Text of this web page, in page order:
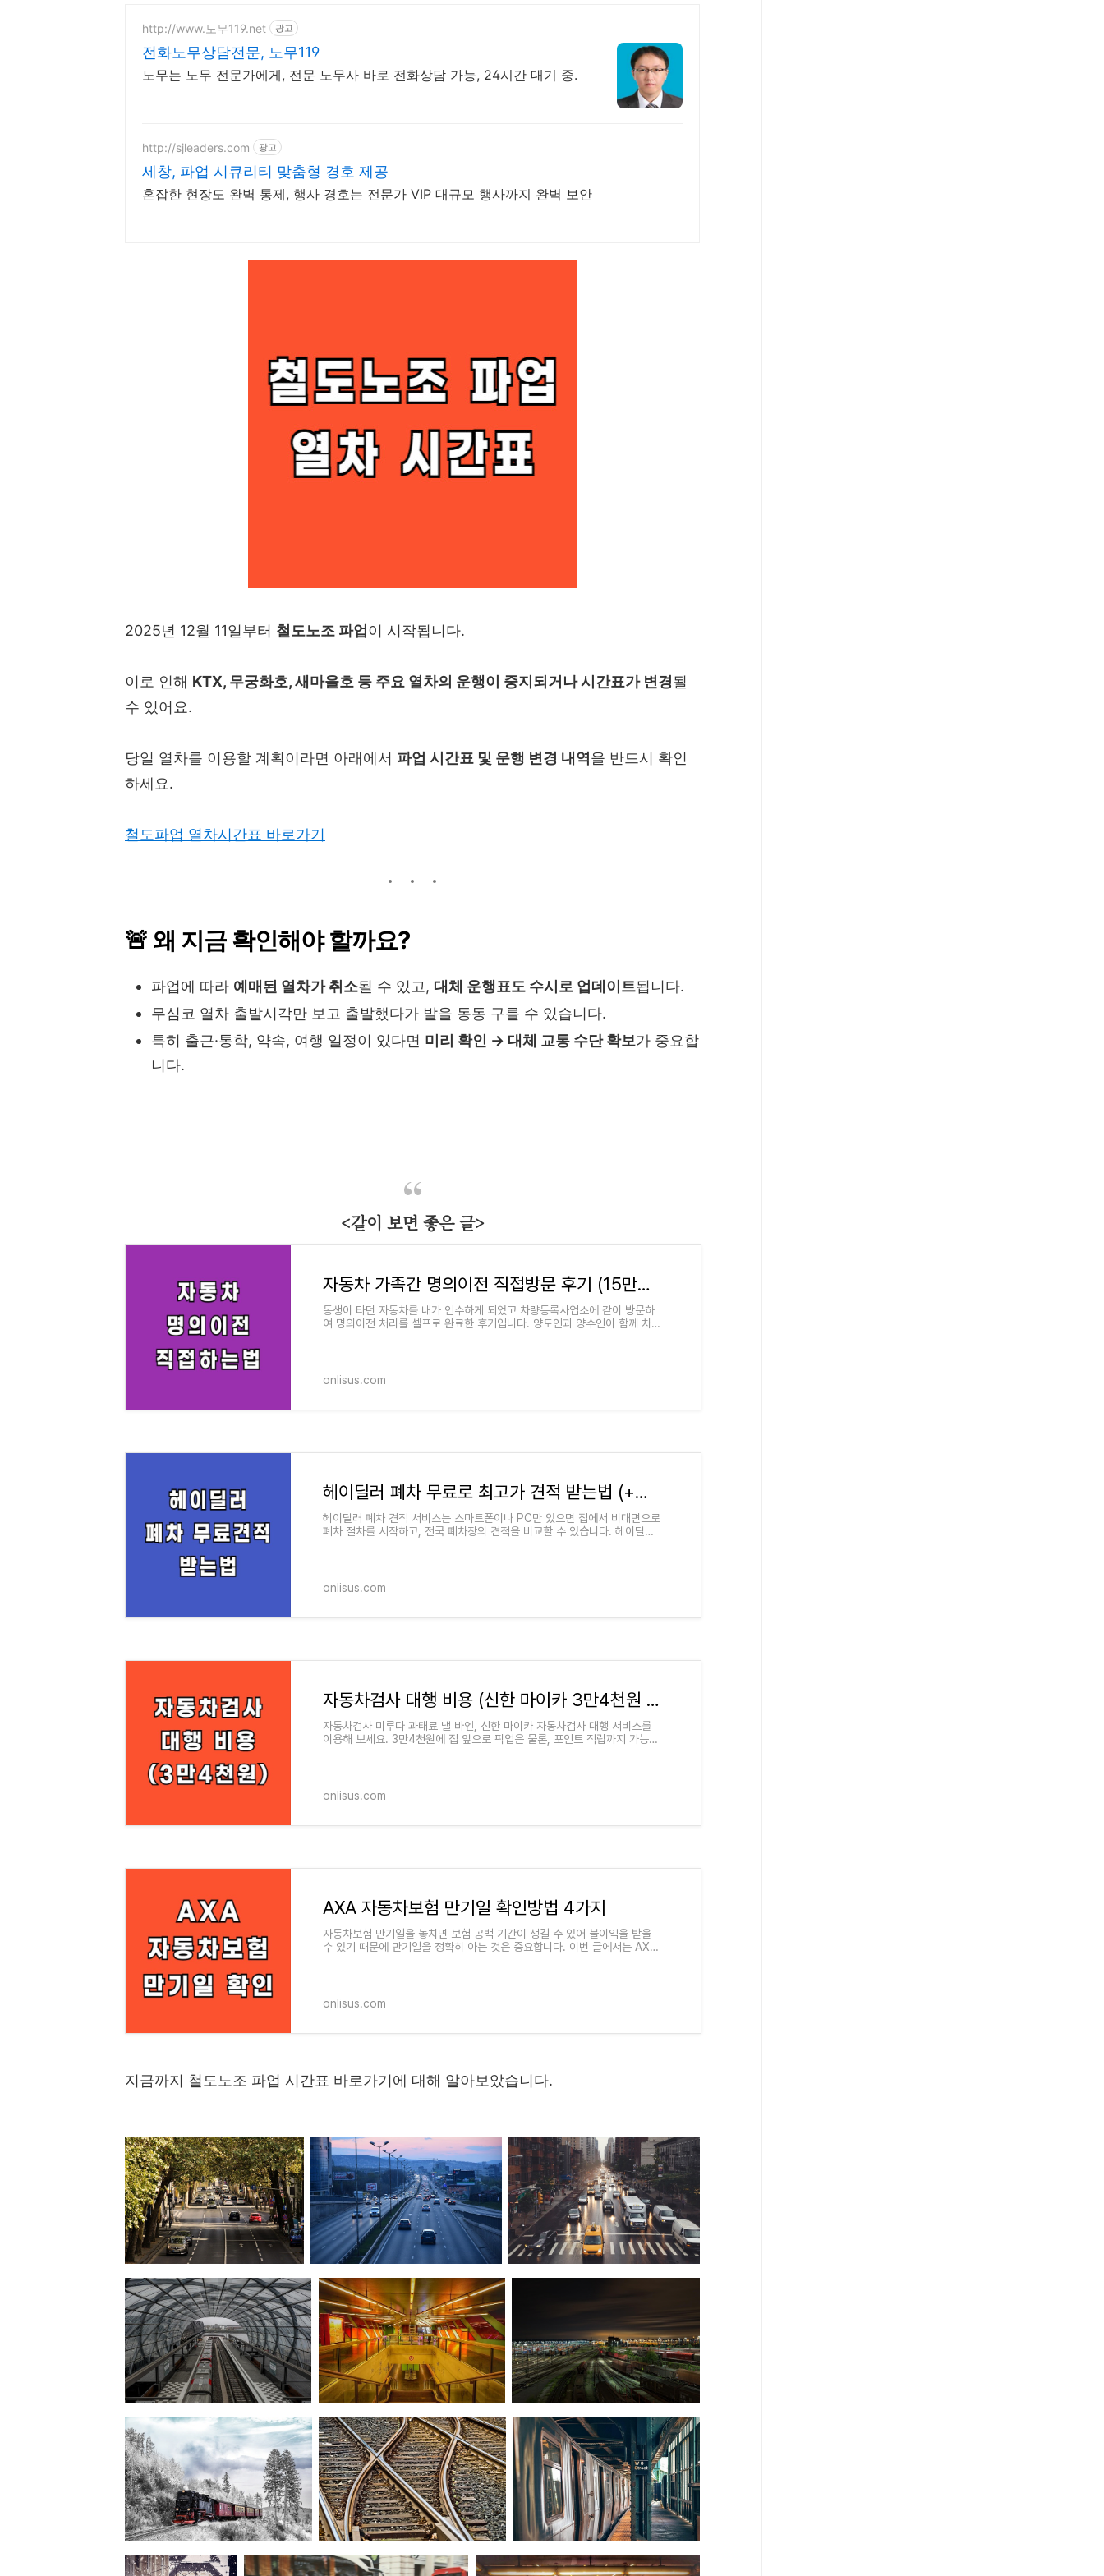
http://www.노무119.net 광고
전화노무상담전문, 노무119
노무는 노무 전문가에게, 전문 노무사 바로 전화상담 가능, 24시간 대기 중.
http://sjleaders.com 광고
세창, 파업 시큐리티 맞춤형 경호 제공
혼잡한 현장도 완벽 통제, 행사 경호는 전문가 VIP 대규모 행사까지 완벽 보안
2025년 12월 11일부터 철도노조 파업 이 시작됩니다.
이로 인해 KTX, 무궁화호, 새마을호 등 주요 열차의 운행이 중지되거나 시간표가 변경될
수 있어요.
당일 열차를 이용할 계획이라면 아래에서 파업 시간표 및 운행 변경 내역 을 반드시 확인
하세요.
철도파업 열차시간표 바로가기
🚨 왜 지금 확인해야 할까요?
파업에 따라 예매된 열차가 취소될 수 있고, 대체 운행표도 수시로 업데이트됩니다.
무심코 열차 출발시각만 보고 출발했다가 발을 동동 구를 수 있습니다.
특히 출근·통학, 약속, 여행 일정이 있다면 미리 확인 → 대체 교통 수단 확보가 중요합
니다.
<같이 보면 좋은 글>
자동차 가족간 명의이전 직접방문 후기 (15만원 절약 꿀팁)
동생이 타던 자동차를 내가 인수하게 되었고 차량등록사업소에 같이 방문하
여 명의이전 처리를 셀프로 완료한 후기입니다. 양도인과 양수인이 함께 차량
onlisus.com
헤이딜러 폐차 무료로 최고가 견적 받는법 (+폐차 전 꿀팁)
헤이딜러 폐차 견적 서비스는 스마트폰이나 PC만 있으면 집에서 비대면으로
폐차 절차를 시작하고, 전국 폐차장의 견적을 비교할 수 있습니다. 헤이딜러
onlisus.com
자동차검사 대행 비용 (신한 마이카 3만4천원 이용방법)
자동차검사 미루다 과태료 낼 바엔, 신한 마이카 자동차검사 대행 서비스를
이용해 보세요. 3만4천원에 집 앞으로 픽업은 물론, 포인트 적립까지 가능합
onlisus.com
AXA 자동차보험 만기일 확인방법 4가지
자동차보험 만기일을 놓치면 보험 공백 기간이 생길 수 있어 불이익을 받을
수 있기 때문에 만기일을 정확히 아는 것은 중요합니다. 이번 글에서는 AXA
onlisus.com
지금까지 철도노조 파업 시간표 바로가기에 대해 알아보았습니다.